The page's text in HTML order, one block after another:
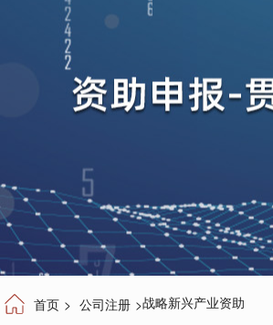
首页 > 公司注册 >战略新兴产业资助